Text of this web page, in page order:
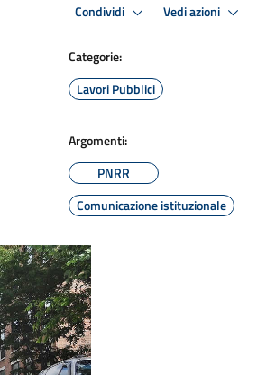
Condividi Vedi azioni
Categorie:
Lavori Pubblici
Argomenti:
PNRR
Comunicazione istituzionale